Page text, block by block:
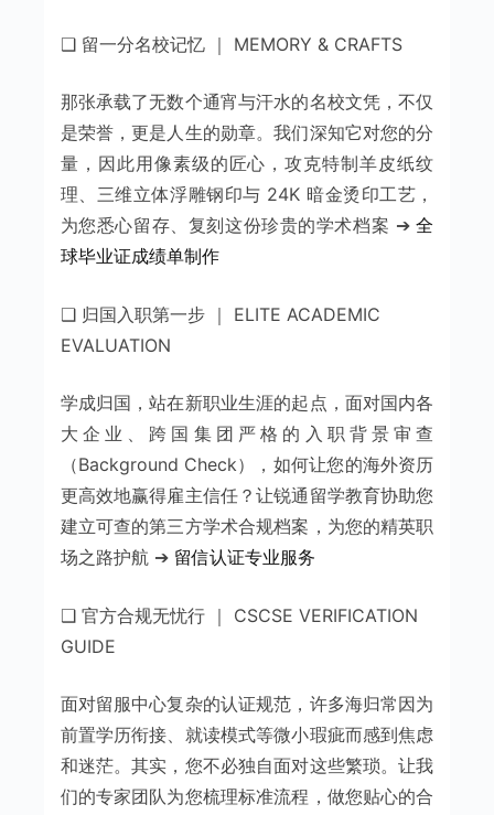
❑ 留一分名校记忆 ｜ MEMORY & CRAFTS
那张承载了无数个通宵与汗水的名校文凭，不仅
是荣誉，更是人生的勋章。我们深知它对您的分
量，因此用像素级的匠心，攻克特制羊皮纸纹
理、三维立体浮雕钢印与 24K 暗金烫印工艺，
为您悉心留存、复刻这份珍贵的学术档案 ➔全
球毕业证成绩单制作
❑ 归国入职第一步 ｜ ELITE ACADEMIC
EVALUATION
学成归国，站在新职业生涯的起点，面对国内各
大企业、跨国集团严格的入职背景审查
（Background Check），如何让您的海外资历
更高效地赢得雇主信任？让锐通留学教育协助您
建立可查的第三方学术合规档案，为您的精英职
场之路护航 ➔ 留信认证专业服务
❑ 官方合规无忧行 ｜ CSCSE VERIFICATION
GUIDE
面对留服中心复杂的认证规范，许多海归常因为
前置学历衔接、就读模式等微小瑕疵而感到焦虑
和迷茫。其实，您不必独自面对这些繁琐。让我
们的专家团队为您梳理标准流程，做您贴心的合